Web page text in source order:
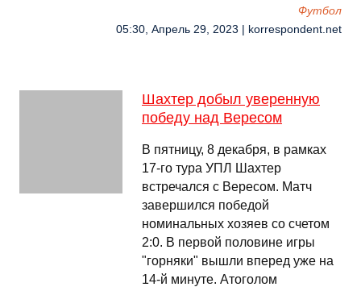
Футбол
05:30, Апрель 29, 2023 | korrespondent.net
Шахтер добыл уверенную
победу над Вересом
В пятницу, 8 декабря, в рамках
17-го тура УПЛ Шахтер
встречался с Вересом. Матч
завершился победой
номинальных хозяев со счетом
2:0. В первой половине игры
"горняки" вышли вперед уже на
14-й минуте. Атоголом